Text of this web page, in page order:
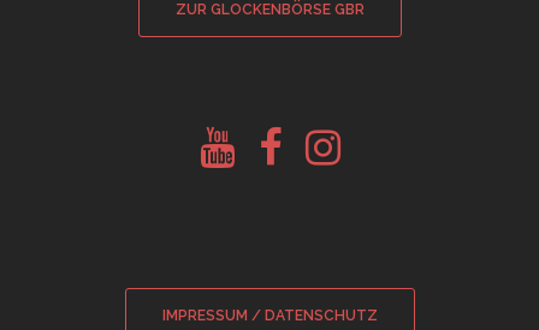
ZUR GLOCKENBÖRSE GBR
Youtube
Glockenberatung
Facebook
Glockenbörse
Instagram
Glockenbörse
IMPRESSUM / DATENSCHUTZ